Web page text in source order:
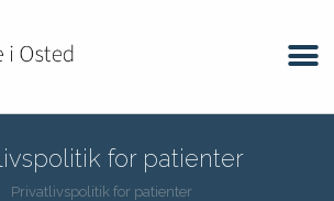
for patienter
Privatlivspolitik for patienter